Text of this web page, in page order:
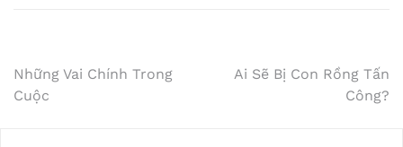
Post
navigation
Những Vai Chính Trong
Cuộc
Ai Sẽ Bị Con Rồng Tấn
Công?